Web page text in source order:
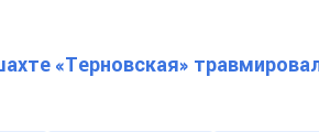
«Терновская»